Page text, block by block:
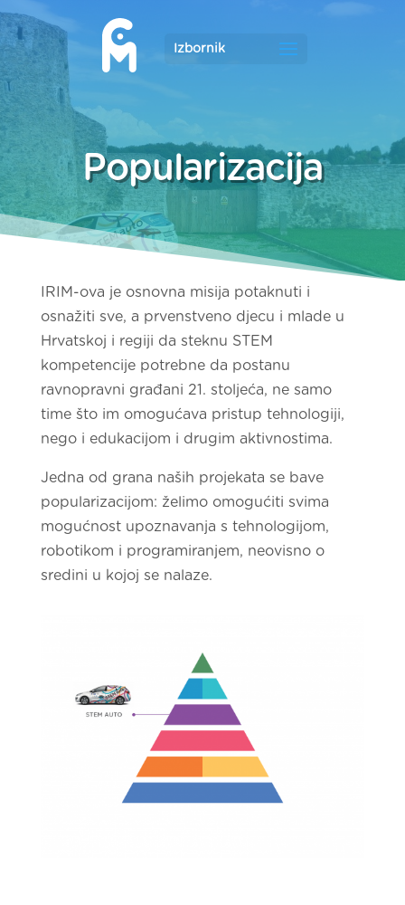
Popularizacija
IRIM-ova je osnovna misija potaknuti i
osnažiti sve, a prvenstveno djecu i mlade u
Hrvatskoj i regiji da steknu STEM
kompetencije potrebne da postanu
ravnopravni građani 21. stoljeća, ne samo
time što im omogućava pristup tehnologiji,
nego i edukacijom i drugim aktivnostima.
Jedna od grana naših projekata se bave
popularizacijom: želimo omogućiti svima
mogućnost upoznavanja s tehnologijom,
robotikom i programiranjem, neovisno o
sredini u kojoj se nalaze.